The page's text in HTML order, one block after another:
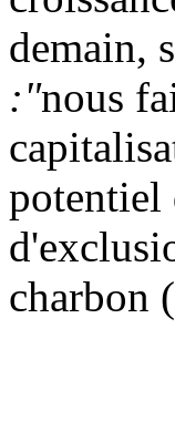
demain,
:"nous
potentiel
charbon